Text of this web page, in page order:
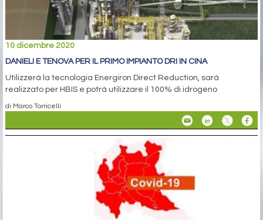
10 dicembre 2020
DANIELI E TENOVA PER IL PRIMO IMPIANTO DRI IN CINA
Utilizzerà la tecnologia Energiron Direct Reduction, sarà
realizzato per HBIS e potrà utilizzare il 100% di idrogeno
di Marco Torricelli